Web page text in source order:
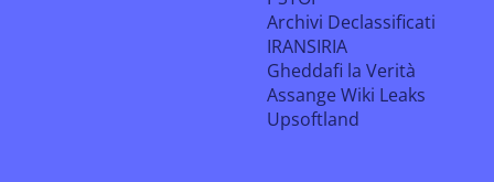
Archivi Declassificati
IRANSIRIA
Gheddafi la Verità
Assange Wiki Leaks
Upsoftland